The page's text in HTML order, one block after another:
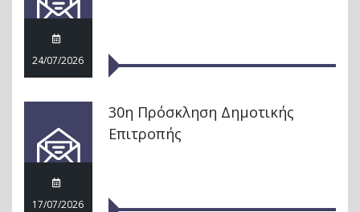
24/07/2026
17/07/2026
30η Πρόσκληση Δημοτικής
Επιτροπής